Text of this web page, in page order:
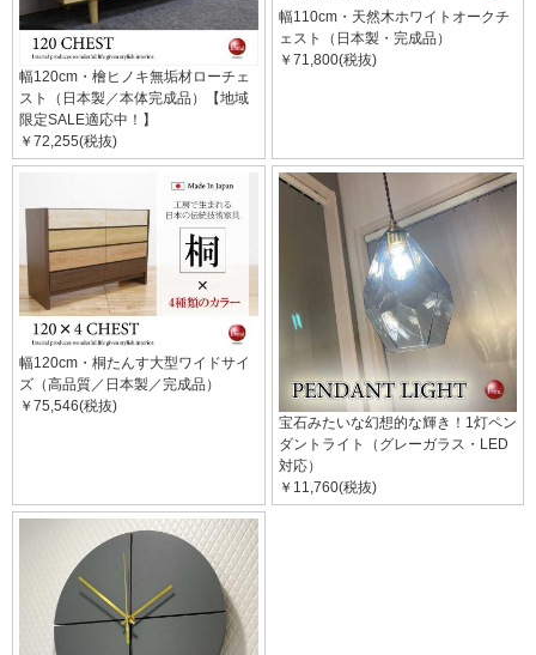
幅120cm・檜ヒノキ無垢材ローチェ
スト（日本製／本体完成品）【地域
限定SALE適応中！】
￥72,255(税抜)
幅110cm・天然木ホワイトオークチ
ェスト（日本製・完成品）
￥71,800(税抜)
幅120cm・桐たんす大型ワイドサイ
ズ（高品質／日本製／完成品）
￥75,546(税抜)
宝石みたいな幻想的な輝き！1灯ペン
ダントライト（グレーガラス・LED
対応）
￥11,760(税抜)